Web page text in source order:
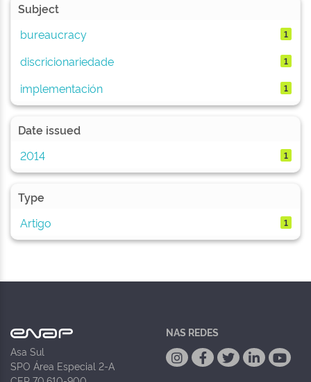
Subject
bureaucracy
1
discricionariedade 1
implementación 1
Date issued
2014
1
Type
Artigo
1
Asa Sul
SPO Área Especial 2-A
NAS REDES